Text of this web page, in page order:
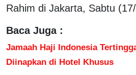
Rahim di Jakarta, Sabtu
Baca Juga :
Jamaah Haji Indonesia
Diinapkan di Hotel Khusus